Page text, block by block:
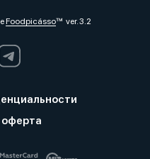
Foodpicássover. 3.2
оферта